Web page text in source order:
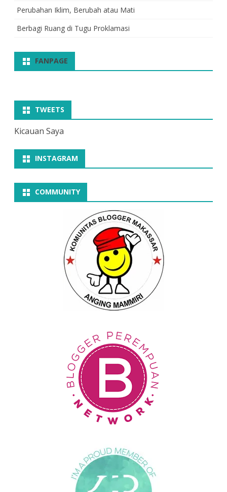
Perubahan Iklim, Berubah atau Mati
Berbagi Ruang di Tugu Proklamasi
FANPAGE
TWEETS
Kicauan Saya
INSTAGRAM
COMMUNITY